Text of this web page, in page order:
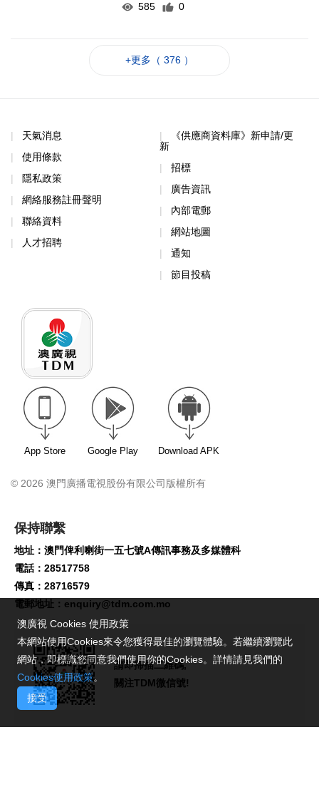
585
0
+更多（ 376 ）
天氣消息
使用條款
隱私政策
網絡服務註冊聲明
聯絡資料
人才招聘
《供應商資料庫》新申請/更
新
招標
廣告資訊
內部電郵
網站地圖
通知
節目投稿
App Store Google Play Download APK
© 2026 澳門廣播電視股份有限公司版權所有
保持聯繫
地址：澳門俾利喇街一五七號A傳訊事務及多媒體科
電話：28517758
傳真：28716579
電郵地址： enquiry@tdm.com.mo
請即掃描二維碼,
關注TDM微信號!
澳廣視 Cookies 使用政策
本網站使用Cookies來令您獲得最佳的瀏覽體驗。若繼續瀏覽此
網站，即標識您同意我們使用你的Cookies。詳情請見我們的
Cookies使用政策。
接受